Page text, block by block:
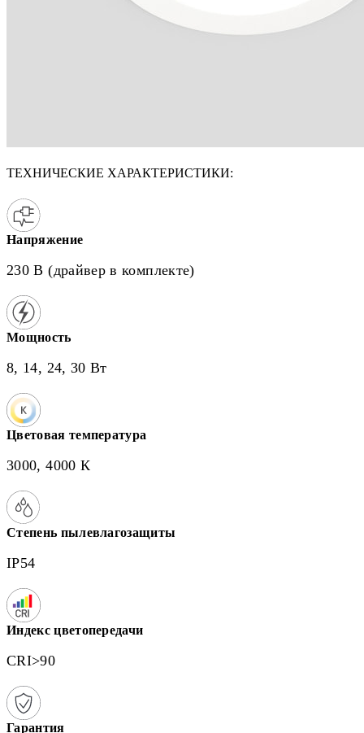
ТЕХНИЧЕСКИЕ ХАРАКТЕРИСТИКИ:
Напряжение
230 В (драйвер в комплекте)
Мощность
8, 14, 24, 30 Вт
Цветовая температура
3000, 4000 К
Степень пылевлагозащиты
IP54
Индекс цветопередачи
CRI>90
Гарантия